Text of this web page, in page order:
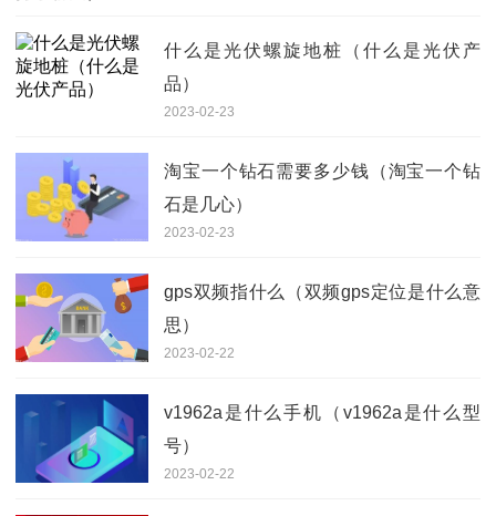
什么是光伏螺旋地桩（什么是光伏产
品）
2023-02-23
淘宝一个钻石需要多少钱（淘宝一个钻
石是几心）
2023-02-23
gps双频指什么（双频gps定位是什么意
思）
2023-02-22
v1962a是什么手机（v1962a是什么型
号）
2023-02-22